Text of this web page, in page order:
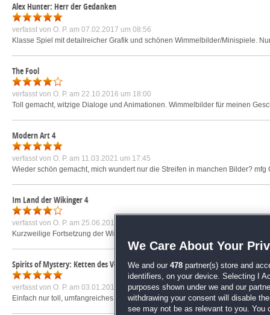
Alex Hunter: Herr der Gedanken
verfasst von O. P. am 07.02.2017 um 08:56
Klasse Spiel mit detailreicher Grafik und schönen Wimmelbilder/Minispiele.
The Fool
verfasst von O. P. am 22.10.2016 um 18:00
Toll gemacht, witzige Dialoge und Animationen. Wimmelbilder für meinen
Modern Art 4
verfasst von O. P. am 11.03.2021 um 17:45
Wieder schön gemacht, mich wundert nur die Streifen in manchen Bilder? mfg
Im Land der Wikinger 4
verfasst von O. P. am 25.06.2018 um 16:24
Kurzweilige Fortsetzung der Wikinger-Reihe. Manche Levels 1 zu 1
Spirits of Mystery: Ketten des Versprechens Sammleredition
verfasst von O. P. am 03.01.2019 um 16:35
Einfach nur toll, umfangreiches Hauptspiel und ebenso umfangreiches
We Care About Your
We and our 478 partner(s) store and
identifiers, on your device. Selecting I
purposes shown under we and our
withdrawing your consent will disable
see may not be as relevant to you. You